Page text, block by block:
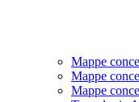
Mappe
Mappe
Mappe